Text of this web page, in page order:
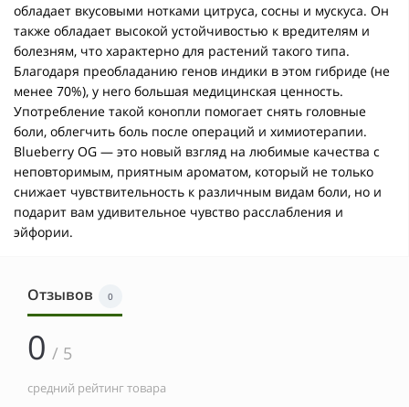
обладает вкусовыми нотками цитруса, сосны и мускуса. Он
также обладает высокой устойчивостью к вредителям и
болезням, что характерно для растений такого типа.
Благодаря преобладанию генов индики в этом гибриде (не
менее 70%), у него большая медицинская ценность.
Употребление такой конопли помогает снять головные
боли, облегчить боль после операций и химиотерапии.
Blueberry OG — это новый взгляд на любимые качества с
неповторимым, приятным ароматом, который не только
снижает чувствительность к различным видам боли, но и
подарит вам удивительное чувство расслабления и
эйфории.
Отзывов 0
0 / 5
средний рейтинг товара